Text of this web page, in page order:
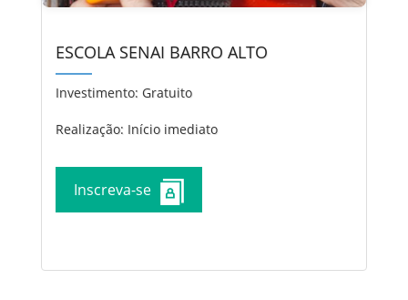
ESCOLA SENAI BARRO ALTO
Investimento: Gratuito
Realização: Início imediato
Inscreva-se